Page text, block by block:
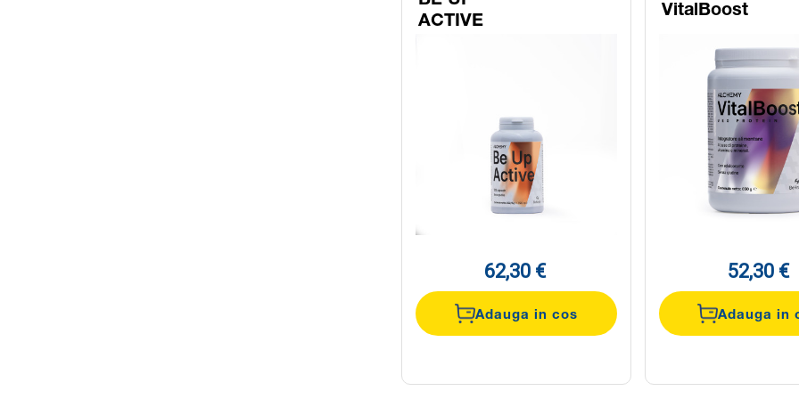
ACTIVE
62,30 €
Adauga in cos
VitalBoost
52,30 €
Adauga in